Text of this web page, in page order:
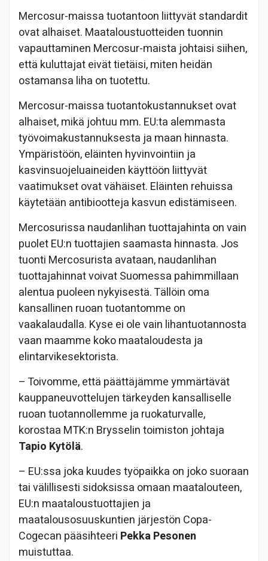
Mercosur-maissa tuotantoon liittyvät standardit
ovat alhaiset. Maataloustuotteiden tuonnin
vapauttaminen Mercosur-maista johtaisi siihen,
että kuluttajat eivät tietäisi, miten heidän
ostamansa liha on tuotettu.
Mercosur-maissa tuotantokustannukset ovat
alhaiset, mikä johtuu mm. EU:ta alemmasta
työvoimakustannuksesta ja maan hinnasta.
Ympäristöön, eläinten hyvinvointiin ja
kasvinsuojeluaineiden käyttöön liittyvät
vaatimukset ovat vähäiset. Eläinten rehuissa
käytetään antibiootteja kasvun edistämiseen.
Mercosurissa naudanlihan tuottajahinta on vain
puolet EU:n tuottajien saamasta hinnasta. Jos
tuonti Mercosurista avataan, naudanlihan
tuottajahinnat voivat Suomessa pahimmillaan
alentua puoleen nykyisestä. Tällöin oma
kansallinen ruoan tuotantomme on
vaakalaudalla. Kyse ei ole vain lihantuotannosta
vaan maamme koko maataloudesta ja
elintarvikesektorista.
– Toivomme, että päättäjämme ymmärtävät
kauppaneuvottelujen tärkeyden kansalliselle
ruoan tuotannollemme ja ruokaturvalle,
korostaa MTK:n Brysselin toimiston johtaja
Tapio Kytölä.
– EU:ssa joka kuudes työpaikka on joko suoraan
tai välillisesti sidoksissa omaan maatalouteen,
EU:n maataloustuottajien ja
maatalousosuuskuntien järjestön Copa-
Cogecan pääsihteeri Pekka Pesonen
muistuttaa.